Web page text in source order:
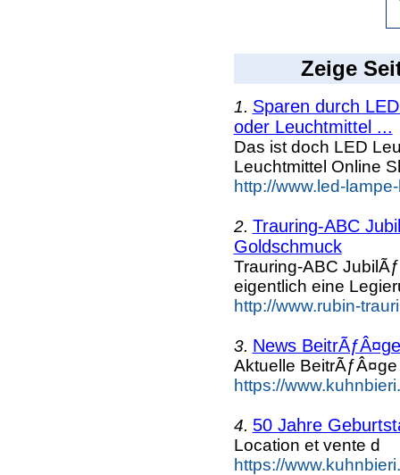
Zeige
1. Sparen durch
oder Leuchtmittel ...
Das ist doch LED
Leuchtmittel Online
http://www.led-
2. Trauring-ABC
Goldschmuck
Trauring-ABC
eigentlich eine
http://www.rubin-
3. News
Aktuelle
https://
4. 50 Jahre
Location et vente d
https://